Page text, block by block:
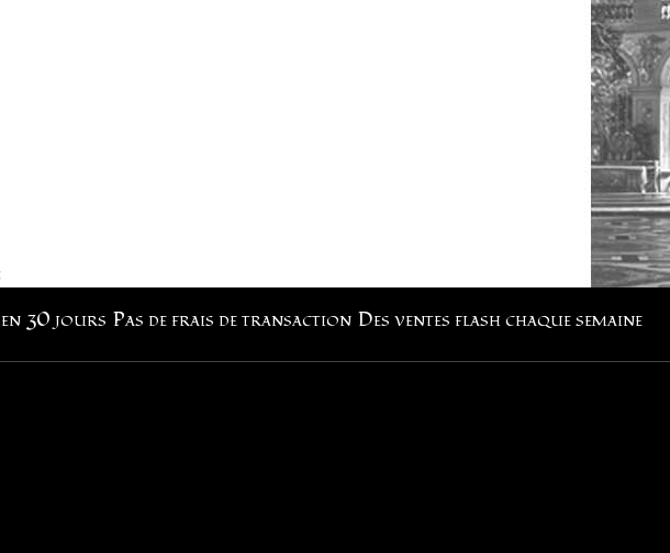
30 jours Pas de frais de transaction Des ventes flash chaque semaine